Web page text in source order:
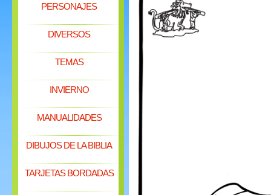
PERSONAJES
DIVERSOS
TEMAS
INVIERNO
MANUALIDADES
DIBUJOS DE LA BIBLIA
TARJETAS BORDADAS